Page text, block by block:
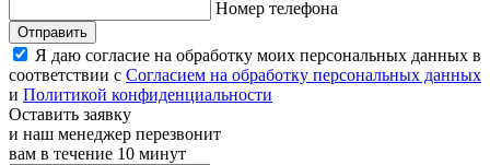
Номер телефона
Отправить
Я даю согласие на обработку моих персональных данных в
соответствии с Согласием на обработку персональных данных
и Политикой конфиденциальности
Оставить заявку
и наш менеджер перезвонит
вам в течение 10 минут